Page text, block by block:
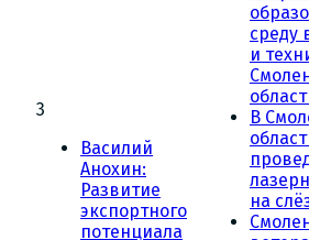
3
Василий
Анохин:
Развитие
экспортного
потенциала
среду
и
В
на